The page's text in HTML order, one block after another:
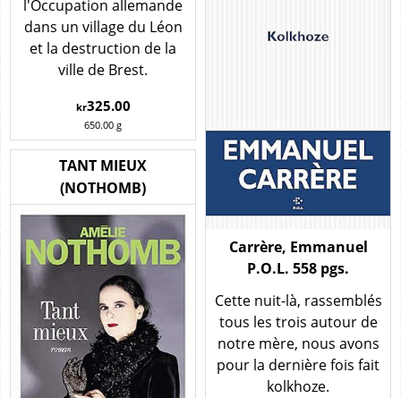
l'Occupation allemande
dans un village du Léon
et la destruction de la
ville de Brest.
kr325.00
650.00 g
Carrère, Emmanuel
P.O.L. 558 pgs.
Cette nuit-là, rassemblés
tous les trois autour de
notre mère, nous avons
pour la dernière fois fait
kolkhoze.
TANT MIEUX
(NOTHOMB)